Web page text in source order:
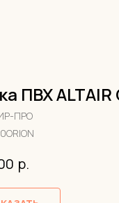
ПВХ ALTAIR
ПРО
р.